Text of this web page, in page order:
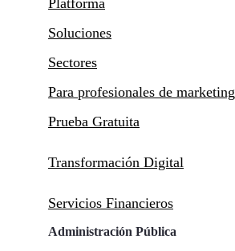
Platforma
Soluciones
Sectores
Para profesionales de marketing
Prueba Gratuita
Transformación Digital
Servicios Financieros
Administración Pública